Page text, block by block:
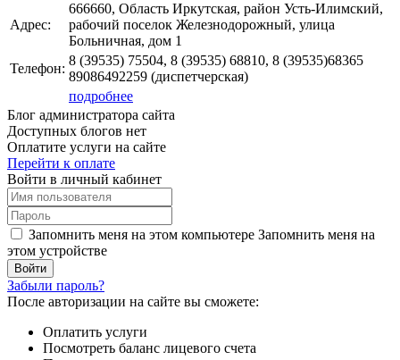
Адрес:
666660, Область Иркутская, район Усть-Илимский,
рабочий поселок Железнодорожный, улица
Больничная, дом 1
Телефон:
8 (39535) 75504, 8 (39535) 68810, 8 (39535)68365
89086492259 (диспетчерская)
подробнее
Блог администратора сайта
Доступных блогов нет
Оплатите услуги на сайте
Перейти к оплате
Войти в личный кабинет
Запомнить меня на этом компьютере Запомнить меня на
этом устройстве
Забыли пароль?
После авторизации на сайте вы сможете:
Оплатить услуги
Посмотреть баланс лицевого счета